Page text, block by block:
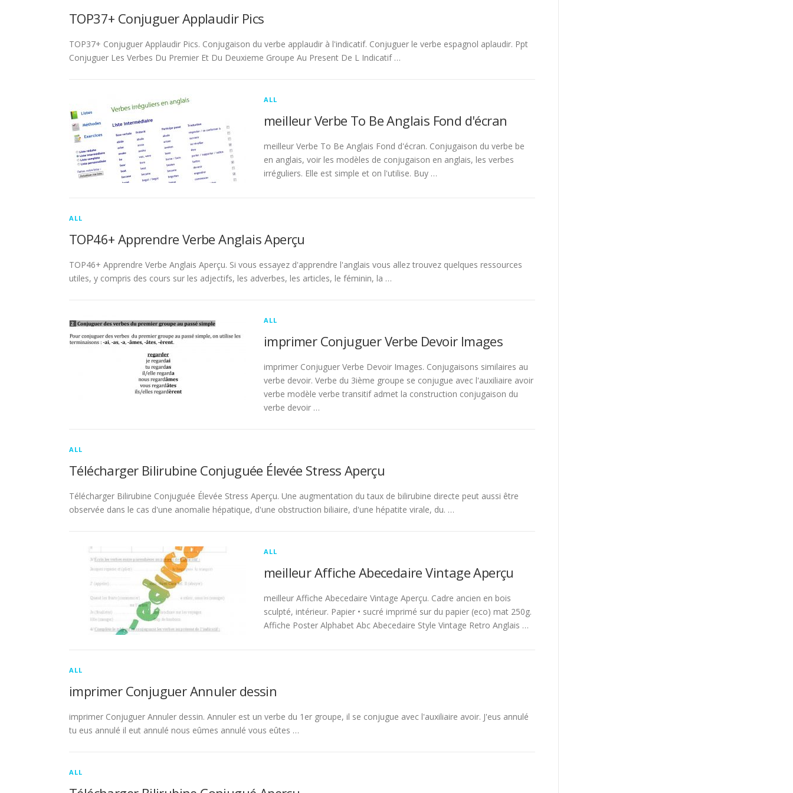
TOP37+ Conjuguer Applaudir Pics
TOP37+ Conjuguer Applaudir Pics. Conjugaison du verbe applaudir à l'indicatif. Conjuguer le verbe espagnol aplaudir. Ppt
Conjuguer Les Verbes Du Premier Et Du Deuxieme Groupe Au Present De L Indicatif …
ALL
meilleur Verbe To Be Anglais Fond d'écran
meilleur Verbe To Be Anglais Fond d'écran. Conjugaison du verbe be
en anglais, voir les modèles de conjugaison en anglais, les verbes
irréguliers. Elle est simple et on l'utilise. Buy …
ALL
TOP46+ Apprendre Verbe Anglais Aperçu
TOP46+ Apprendre Verbe Anglais Aperçu. Si vous essayez d'apprendre l'anglais vous allez trouvez quelques ressources
utiles, y compris des cours sur les adjectifs, les adverbes, les articles, le féminin, la …
ALL
imprimer Conjuguer Verbe Devoir Images
imprimer Conjuguer Verbe Devoir Images. Conjugaisons similaires au
verbe devoir. Verbe du 3ième groupe se conjugue avec l'auxiliaire avoir
verbe modèle verbe transitif admet la construction conjugaison du
verbe devoir …
ALL
Télécharger Bilirubine Conjuguée Élevée Stress Aperçu
Télécharger Bilirubine Conjuguée Élevée Stress Aperçu. Une augmentation du taux de bilirubine directe peut aussi être
observée dans le cas d'une anomalie hépatique, d'une obstruction biliaire, d'une hépatite virale, du. …
ALL
meilleur Affiche Abecedaire Vintage Aperçu
meilleur Affiche Abecedaire Vintage Aperçu. Cadre ancien en bois
sculpté, intérieur. Papier • sucré imprimé sur du papier (eco) mat 250g.
Affiche Poster Alphabet Abc Abecedaire Style Vintage Retro Anglais …
ALL
imprimer Conjuguer Annuler dessin
imprimer Conjuguer Annuler dessin. Annuler est un verbe du 1er groupe, il se conjugue avec l'auxiliaire avoir. J'eus annulé
tu eus annulé il eut annulé nous eûmes annulé vous eûtes …
ALL